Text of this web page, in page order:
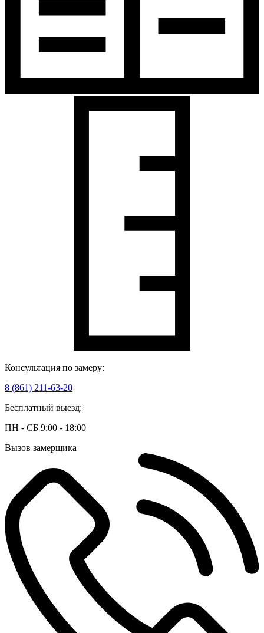
Консультация по замеру:
8 (861) 211-63-20
Бесплатный выезд:
ПН - СБ 9:00 - 18:00
Вызов замерщика